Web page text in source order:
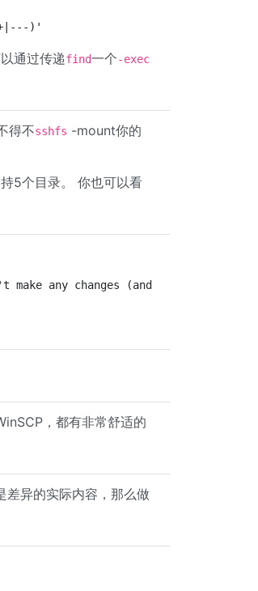
)'
通过传递find一个-exec
得不sshfs -mount你的
5个目录。 你也可以看
any changes (and produces
，都有非常舒适的
差异的实际内容，那么做